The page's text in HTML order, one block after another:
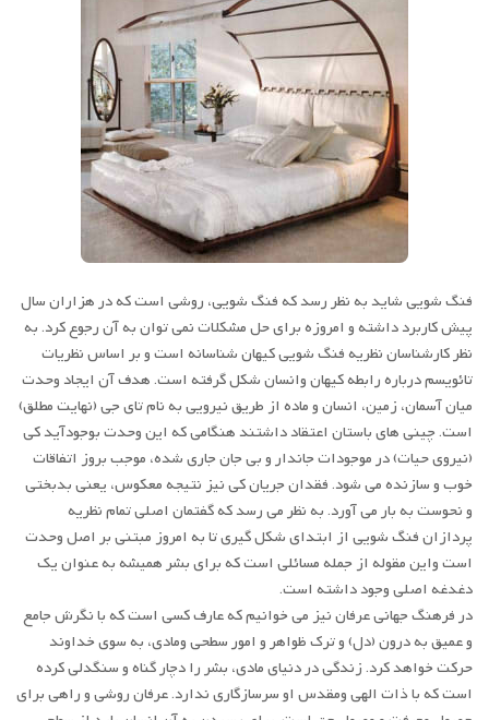
فنگ شویی شاید به نظر رسد که فنگ شویی، روشی است که در هزاران سال
پیش کاربرد داشته و امروزه برای حل مشکلات نمی توان به آن رجوع کرد. به
نظر کارشناسان نظریه فنگ شویی کیهان شناسانه است و بر اساس نظریات
تائویسم درباره رابطه کیهان وانسان شکل گرفته است. هدف آن ایجاد وحدت
میان آسمان، زمین، انسان و ماده از طریق نیرویی به نام تای جی (نهایت مطلق)
است. چینی های باستان اعتقاد داشتند هنگامی که این وحدت بوجودآید کی
(نیروی حیات) در موجودات جاندار و بی جان جاری شده، موجب بروز اتفاقات
خوب و سازنده می شود. فقدان جریان کی نیز نتیجه معکوس، یعنی بدبختی
و نحوست به بار می آورد. به نظر می رسد که گفتمان اصلی تمام نظریه
پردازان فنگ شویی از ابتدای شکل گیری تا به امروز مبتنی بر اصل وحدت
است واین مقوله از جمله مسائلی است که برای بشر همیشه به عنوان یک
دغدغه اصلی وجود داشته است.
در فرهنگ جهانی عرفان نیز می خوانیم که عارف کسی است که با نگرش جامع
و عمیق به درون (دل) و ترک ظواهر و امور سطحی ومادی، به سوی خداوند
حرکت خواهد کرد. زندگی در دنیای مادی، بشر را دچار گناه و سنگدلی کرده
است که با ذات الهی ومقدس او سرسازگاری ندارد. عرفان روشی و راهی برای